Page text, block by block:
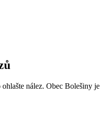
nález. Obec Bolešiny je